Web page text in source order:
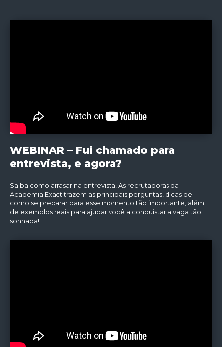
WEBINAR – Fui chamado para
entrevista, e agora?
Saiba como arrasar na entrevista! As recrutadoras da
Academia Exact trazem as principais perguntas, dicas de
como se preparar para esse momento tão importante, além
de exemplos reais para ajudar você a conquistar a vaga tão
sonhada!